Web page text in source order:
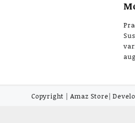
Copyright | Amaz Store|